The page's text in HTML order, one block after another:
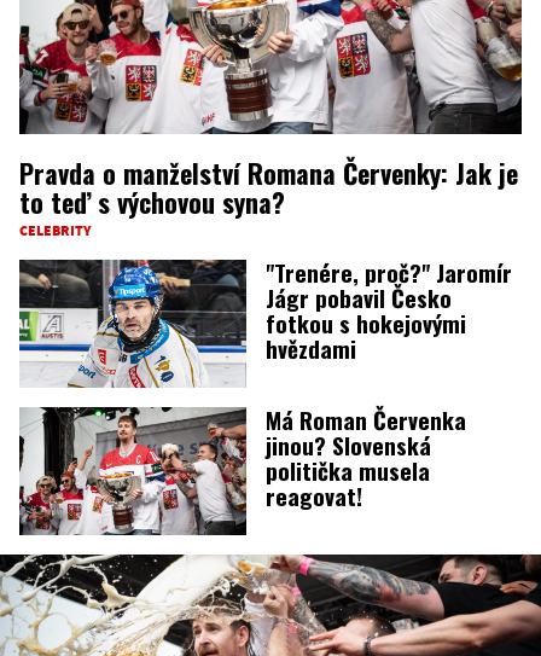
Pravda o manželství Romana Červenky: Jak je
to teď s výchovou syna?
CELEBRITY
"Trenére, proč?" Jaromír
Jágr pobavil Česko
fotkou s hokejovými
hvězdami
Má Roman Červenka
jinou? Slovenská
politička musela
reagovat!